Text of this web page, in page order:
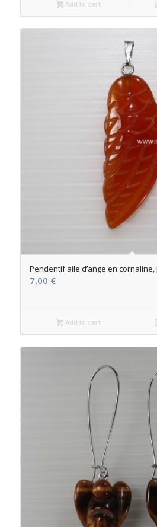
Add to cart
Pendentif aile d’ange en
7,00 €
Add to cart